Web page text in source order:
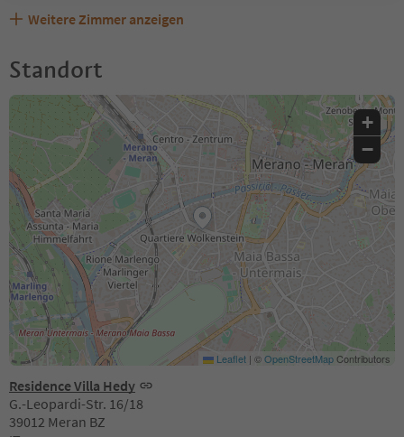
Weitere Zimmer anzeigen
Standort
Residence Villa Hedy
G.-Leopardi-Str. 16/18
39012 Meran BZ
+
−
Leaflet | ©OpenStreetMapContributors